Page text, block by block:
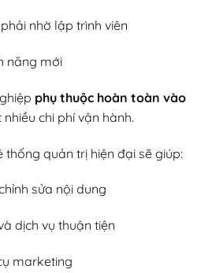
nhờ lập trình viên
năng mới
phụ thuộc hoàn toàn vào
chi phí vận hành.
quản trị hiện đại sẽ giúp:
sửa nội dung
dịch vụ thuận tiện
marketing